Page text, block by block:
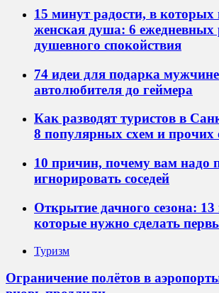
15 минут радости, в которых
женская душа: 6 ежедневных
душевного спокойствия
74 идеи для подарка
автолюбителя до геймера
Как разводят туристов в
8 популярных схем и прочих
10 причин, почему вам надо
игнорировать соседей
Открытие дачного сезона: 13
которые нужно сделать
Туризм
Ограничение полётов в